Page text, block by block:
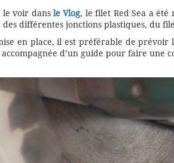
le voir dansle Vlog, le filet Red Sea a
des différentes jonctions plastiques, du
en place, il est préférable de prévoir
d’un guide pour faire une